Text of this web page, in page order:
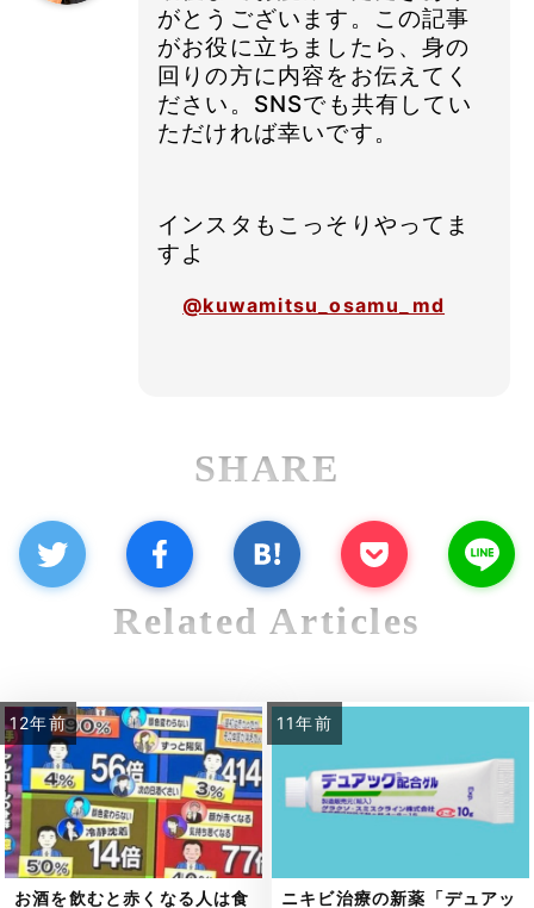
がとうございます。この記事
がお役に立ちましたら、身の
回りの方に内容をお伝えてく
ださい。SNSでも共有してい
ただければ幸いです。
インスタもこっそりやってま
すよ
@kuwamitsu_osamu_md
SHARE
Related Articles
12年前
お酒を飲むと赤くなる人は食
11年前
ニキビ治療の新薬「デュアッ